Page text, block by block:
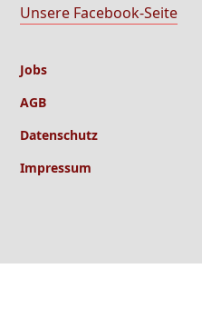
Unsere Facebook-Seite
Jobs
AGB
Datenschutz
Impressum